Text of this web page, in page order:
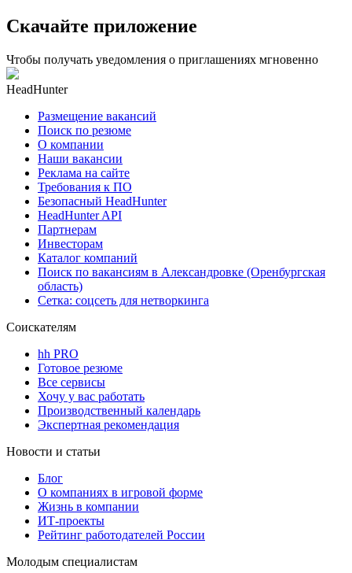
Скачайте приложение
Чтобы получать уведомления о приглашениях мгновенно
HeadHunter
Размещение вакансий
Поиск по резюме
О компании
Наши вакансии
Реклама на сайте
Требования к ПО
Безопасный HeadHunter
HeadHunter API
Партнерам
Инвесторам
Каталог компаний
Поиск по вакансиям в Александровке (Оренбургская
область)
Сетка: соцсеть для нетворкинга
Соискателям
hh PRO
Готовое резюме
Все сервисы
Хочу у вас работать
Производственный календарь
Экспертная рекомендация
Новости и статьи
Блог
О компаниях в игровой форме
Жизнь в компании
ИТ-проекты
Рейтинг работодателей России
Молодым специалистам